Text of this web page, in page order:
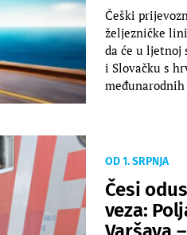
Češki
željezničke
da će u ljetnoj
i Slovačku s
OD 1. SRPNJA
Česi
veza: